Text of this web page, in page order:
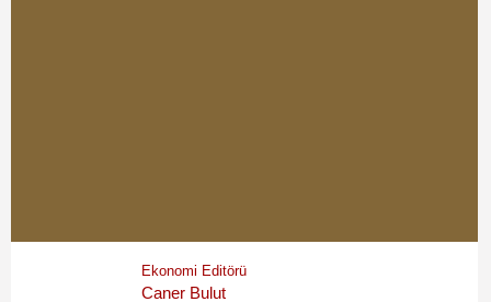
Ekonomi Editörü
Caner Bulut